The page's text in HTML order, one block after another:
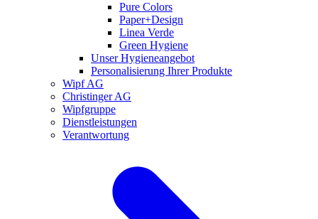
Pure Colors
Paper+Design
Linea Verde
Green Hygiene
Unser Hygieneangebot
Personalisierung Ihrer Produkte
Wipf AG
Christinger AG
Wipfgruppe
Dienstleistungen
Verantwortung